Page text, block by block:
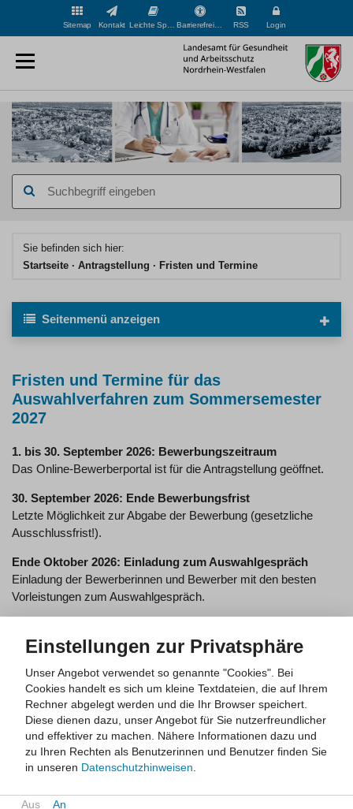
Sitemap Kontakt Barrierefreiheit RSS Login
Sie befinden sich hier:
Startseite
Antragstellung Fristen und Termine
Seitenmenü anzeigen
Fristen und Termine für das
Auswahlverfahren zum Sommersemester
2027
1. bis 30. September 2026: Bewerbungszeitraum
Das Online-Bewerberportal ist für die Antragstellung geöffnet.
30. September 2026: Ende Bewerbungsfrist
Letzte Möglichkeit zur Abgabe der Bewerbung (gesetzliche
Ausschlussfrist!).
Ende Oktober 2026: Einladung zum Auswahlgespräch
Einladung der Bewerberinnen und Bewerber mit den besten
Vorleistungen zum Auswahlgespräch.
Das Auswahlgespräch gliedert sich in mehrere Stationen und
erstreckt sich über etwa einen halben Tag.
Anfang/Mitte Dezember 2026: Ergebnisse und
Nachrückverfahren
Mitteilung der Ergebnisse und Durchführung des
Nachrückverfahrens. Das weitere Interesse an einem
Studienplatz muss aktiv erklärt werden, sonst wird der
Bewerber vergeben.
Einstellungen zur Privatsphäre
Unser Angebot verwendet so genannte "Cookies". Bei
Cookies handelt es sich um kleine Textdateien, die auf Ihrem
Rechner abgelegt werden und die Ihr Browser speichert.
Diese dienen dazu, unser Angebot für Sie nutzerfreundlicher
und effektiver zu machen. Nähere Informationen dazu und
zu Ihren Rechten als Benutzerinnen und Benutzer finden Sie
in unseren Datenschutzhinweisen.